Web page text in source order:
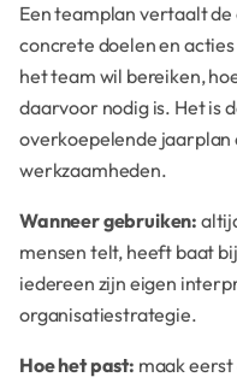
Een teamplan vertaalt
concrete doelen en
het team wil bereiken,
daarvoor nodig is. Het is
overkoepelende jaarplan
werkzaamheden.
Wanneer gebruiken:
mensen telt, heeft baat
iedereen zijn eigen
organisatiestrategie.
Hoe het past: maak